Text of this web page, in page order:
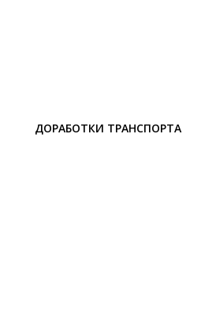
ДОРАБОТКИ ТРАНСПОРТА